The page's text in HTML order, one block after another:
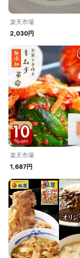
楽天市場
2,030円
楽天市場
1,687円